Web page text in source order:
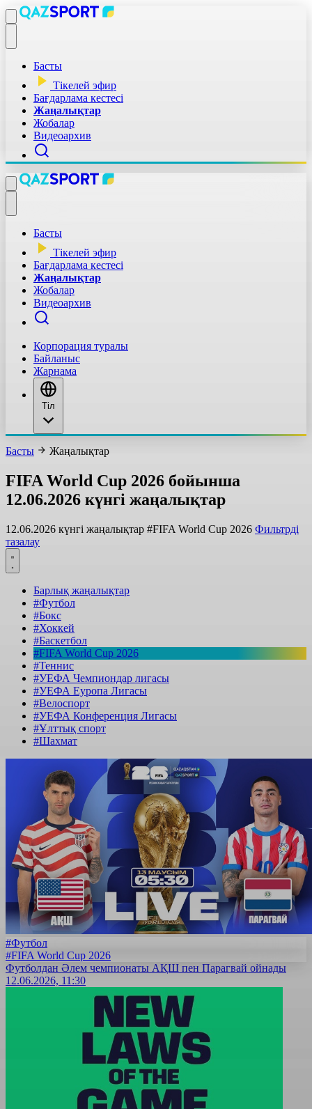
Басты
Тікелей эфир
Бағдарлама кестесі
Жаңалықтар
Жобалар
Видеоархив
Басты
Тікелей эфир
Бағдарлама кестесі
Жаңалықтар
Жобалар
Видеоархив
Корпорация туралы
Байланыс
Жарнама
Тіл
Басты Жаңалықтар
FIFA World Cup 2026 бойынша
12.06.2026 күнгі жаңалықтар
12.06.2026 күнгі жаңалықтар #FIFA World Cup 2026 Фильтрді
тазалау
Барлық жаңалықтар
#Футбол
#Бокс
#Хоккей
#Баскетбол
#FIFA World Cup 2026
#Теннис
#УЕФА Чемпиондар лигасы
#УЕФА Еуропа Лигасы
#Велоспорт
#УЕФА Конференция Лигасы
#Ұлттық спорт
#Шахмат
#Футбол
#FIFA World Cup 2026
Футболдан Әлем чемпионаты АҚШ пен Парагвай ойнады
12.06.2026, 11:30